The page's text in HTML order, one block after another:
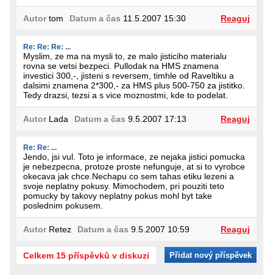
Autortom Datum a čas 11.5.2007 15:30 Reaguj
Re: Re: Re: ...
Myslim, ze ma na mysli to, ze malo jisticiho materialu
rovna se vetsi bezpeci. Pullodak na HMS znamena
investici 300,-, jisteni s reversem, timhle od Raveltiku a
dalsimi znamena 2*300,- za HMS plus 500-750 za jistitko.
Tedy drazsi, tezsi a s vice moznostmi, kde to podelat.
AutorLada Datum a čas 9.5.2007 17:13 Reaguj
Re: Re: ...
Jendo, jsi vul. Toto je informace, ze nejaka jistici pomucka
je nebezpecna, protoze proste nefunguje, at si to vyrobce
okecava jak chce.Nechapu co sem tahas etiku lezeni a
svoje neplatny pokusy. Mimochodem, pri pouziti teto
pomucky by takovy neplatny pokus mohl byt take
poslednim pokusem.
AutorRetez Datum a čas 9.5.2007 10:59 Reaguj
Celkem 15 příspěvků v diskuzi Přidat nový příspěvek